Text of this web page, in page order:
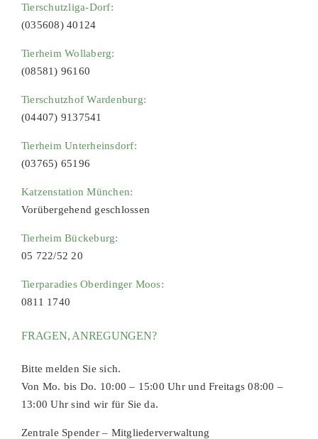
Tierschutzliga-Dorf:
(035608) 40124
Tierheim Wollaberg:
(08581) 96160
Tierschutzhof Wardenburg:
(04407) 9137541
Tierheim Unterheinsdorf:
(03765) 65196
Katzenstation München:
Vorübergehend geschlossen
Tierheim Bückeburg:
05 722/52 20
Tierparadies Oberdinger Moos:
0811 1740
FRAGEN, ANREGUNGEN?
Bitte melden Sie sich.
Von Mo. bis Do. 10:00 – 15:00 Uhr und Freitags 08:00 –
13:00 Uhr sind wir für Sie da.
Zentrale Spender – Mitgliederverwaltung